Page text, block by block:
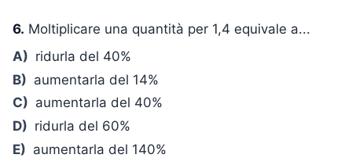
6. Moltiplicare una quantità per 1,4 equivale a...
A) ridurla del 40%
B) aumentarla del 14%
C) aumentarla del 40%
D) ridurla del 60%
E) aumentarla del 140%